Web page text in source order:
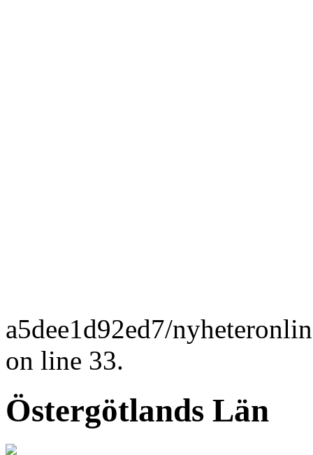
a5dee1d92ed7/
on line 33.
Östergötlands Län